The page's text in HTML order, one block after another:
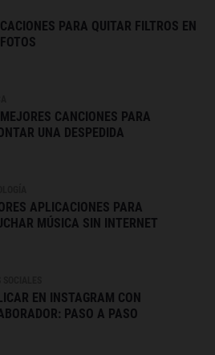
PARA QUITAR FILTROS EN
CANCIONES PARA
UNA DESPEDIDA
APLICACIONES PARA
MÚSICA SIN INTERNET
EN INSTAGRAM CON
PASO A PASO